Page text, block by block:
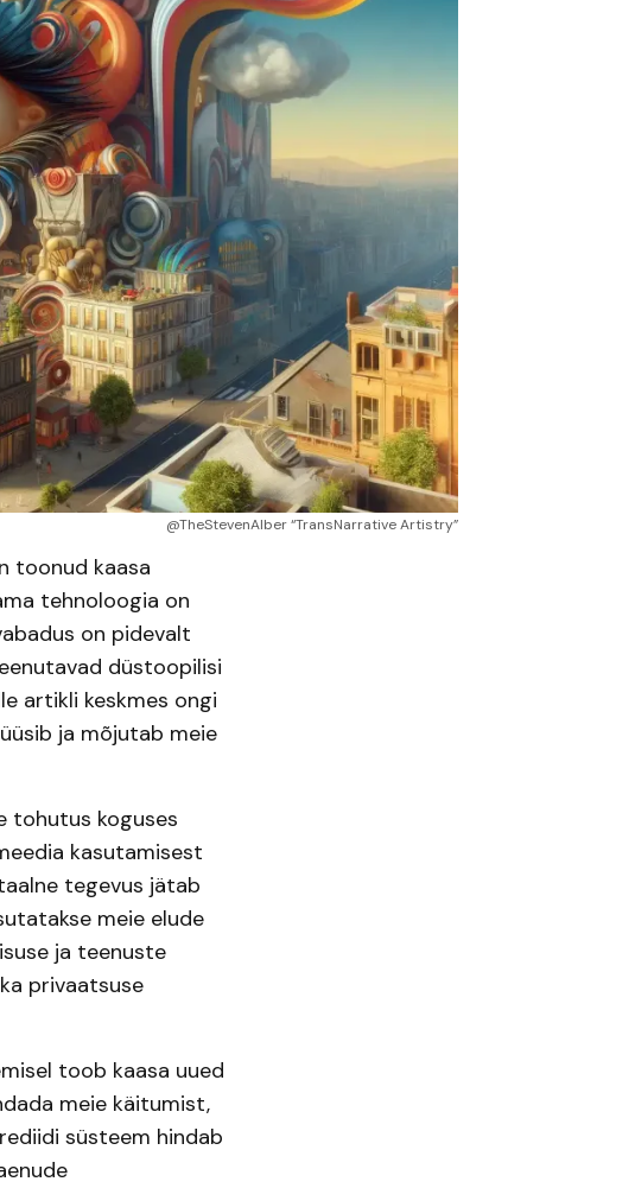
@TheStevenAlber “TransNarrative Artistry”
toonud kaasa
tehnoloogia on
on pidevalt
düstoopilisi
artikli keskmes ongi
ja mõjutab meie
tohutus koguses
kasutamisest
tegevus jätab
meie elude
ja teenuste
privaatsuse
toob kaasa uued
meie käitumist,
süsteem hindab